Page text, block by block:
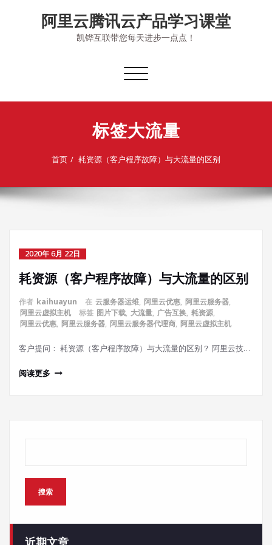
阿里云腾讯云产品学习课堂
凯铧互联带您每天进步一点点！
切
导
标签大流量
首页 耗资源（客户程序故障）与大流量的区别
2020年 6月 22日
耗资源（客户程序故障）与大流量的区别
作者 kaihuayun 在 云服务器运维, 阿里云优惠, 阿里云服务器,
阿里云虚拟主机
标签 图片下载, 大流量, 广告互换, 耗资源,
阿里云优惠, 阿里云服务器, 阿里云服务器代理商, 阿里云虚拟主机
客户提问： 耗资源（客户程序故障）与大流量的区别？ 阿里云技…
阅读更多
搜索
近期文章